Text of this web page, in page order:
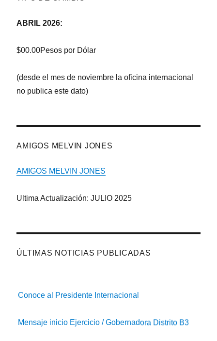
ABRIL 2026:
$00.00Pesos por Dólar
(desde el mes de noviembre la oficina internacional
no publica este dato)
AMIGOS MELVIN JONES
AMIGOS MELVIN JONES
Ultima Actualización: JULIO 2025
ÚLTIMAS NOTICIAS PUBLICADAS
Conoce al Presidente Internacional
Mensaje inicio Ejercicio / Gobernadora Distrito B3